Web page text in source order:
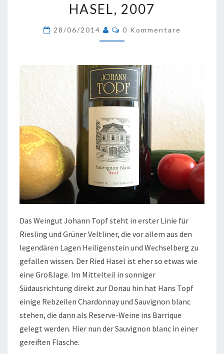
BLANC
2007
HASEL, 2007
28/06/2014 Kommentare
0 Kommentare
Das Weingut Johann Topf steht in erster Linie für
Riesling und Grüner Veltliner, die vor allem aus den
legendären Lagen Heiligenstein und Wechselberg zu
gefallen wissen. Der Ried Hasel ist eher so etwas wie
eine Großlage. Im Mittelteil in sonniger
Südausrichtung direkt zur Donau hin hat Hans Topf
einige Rebzeilen Chardonnay und Sauvignon blanc
stehen, die dann als Reserve-Weine ins Barrique
gelegt werden. Hier nun der Sauvignon blanc in einer
gereiften Flasche.